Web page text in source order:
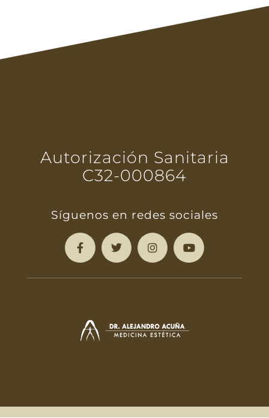
Autorización Sanitaria
C32-000864
Síguenos en redes sociales